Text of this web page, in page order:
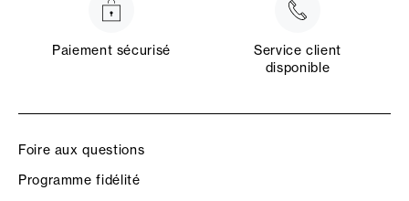
Paiement sécurisé
Service client
disponible
Foire aux questions
Programme fidélité